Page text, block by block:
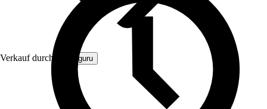
Verkauf durch: Zaunguru